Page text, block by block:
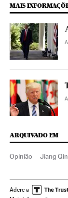
MAIS
ARQUIVADO EM
Opinião Jiang Qin
América do Sul
Adere a